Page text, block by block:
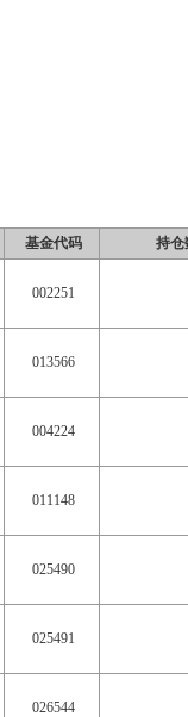
基金代码
持仓
002251
013566
004224
011148
025490
025491
026544